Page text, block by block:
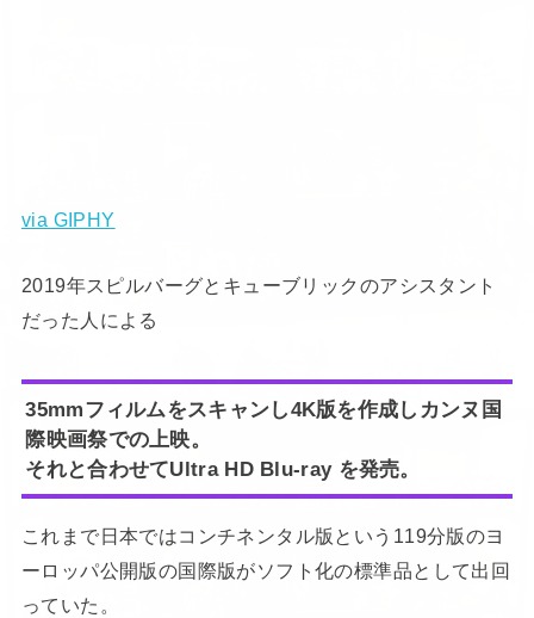
via GIPHY
2019年スピルバーグとキューブリックのアシスタント
だった人による
35mmフィルムをスキャンし4K版を作成しカンヌ国
際映画祭での上映。
それと合わせてUltra HD Blu-ray を発売。
これまで日本ではコンチネンタル版という119分版のヨ
ーロッパ公開版の国際版がソフト化の標準品として出回
っていた。